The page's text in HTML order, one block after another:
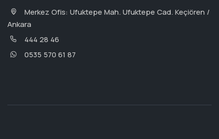
Merkez Ofis: Ufuktepe Mah. Ufuktepe Cad. Keçiören /
Ankara
444 28 46
0535 570 61 87